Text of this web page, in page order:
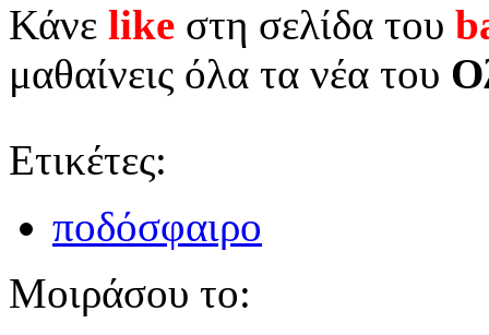
Κάνε like στη σελίδα του
μαθαίνεις όλα τα νέα του
Ετικέτες:
ποδόσφαιρο
Μοιράσου το: